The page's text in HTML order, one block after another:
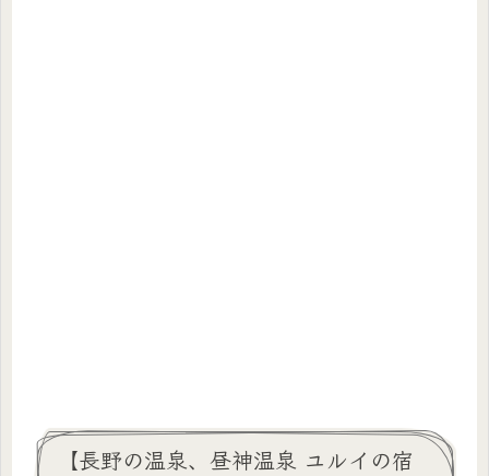
【長野の温泉、昼神温泉 ユルイの宿